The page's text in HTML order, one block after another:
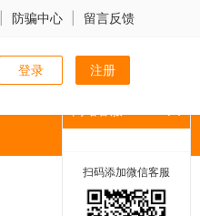
防骗中心 留言反馈
登录 注册
扫码添加微信客服